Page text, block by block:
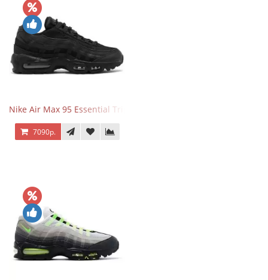
Nike Air Max 95 Essential Triple Black
7090р.